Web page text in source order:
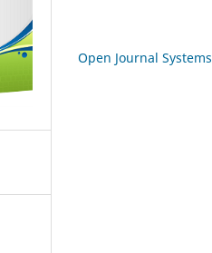
Open Journal Systems